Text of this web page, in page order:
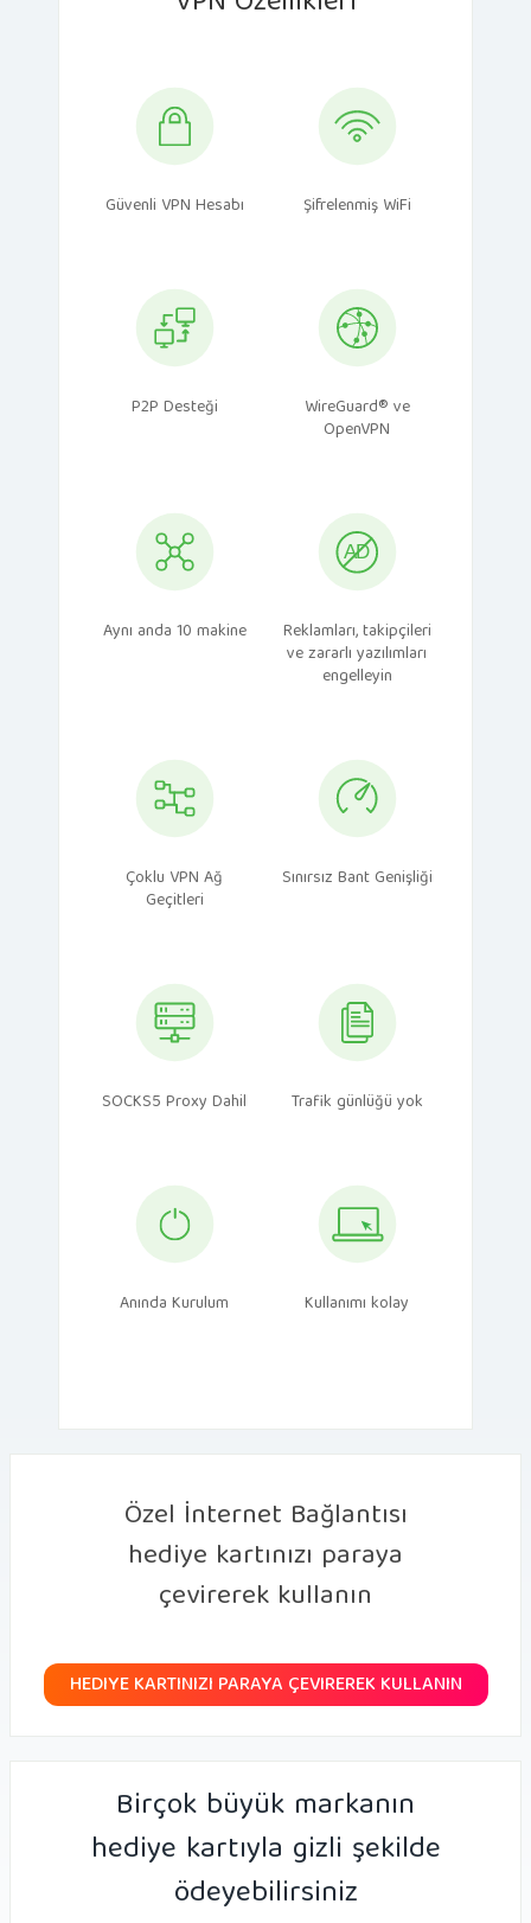
Güvenli VPN Hesabı Şifrelenmiş WiFi
P2P Desteği WireGuard® ve
OpenVPN
Aynı anda 10 makine Reklamları, takipçileri
ve zararlı yazılımları
engelleyin
Çoklu VPN Ağ
Geçitleri
Sınırsız Bant Genişliği
SOCKS5 Proxy Dahil Trafik günlüğü yok
Anında Kurulum Kullanımı kolay
Özel İnternet Bağlantısı
hediye kartınızı paraya
çevirerek kullanın
HEDIYE KARTINIZI PARAYA ÇEVIREREK KULLANIN
Birçok büyük markanın
hediye kartıyla gizli şekilde
ödeyebilirsiniz